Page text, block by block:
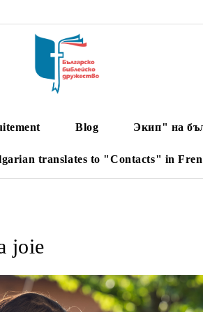
Blog Экип" на
translates to "Contacts" in
joie